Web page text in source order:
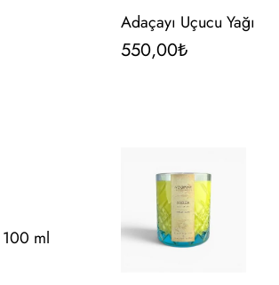
Adaçayı Uçucu Yağı
550,00₺
ml